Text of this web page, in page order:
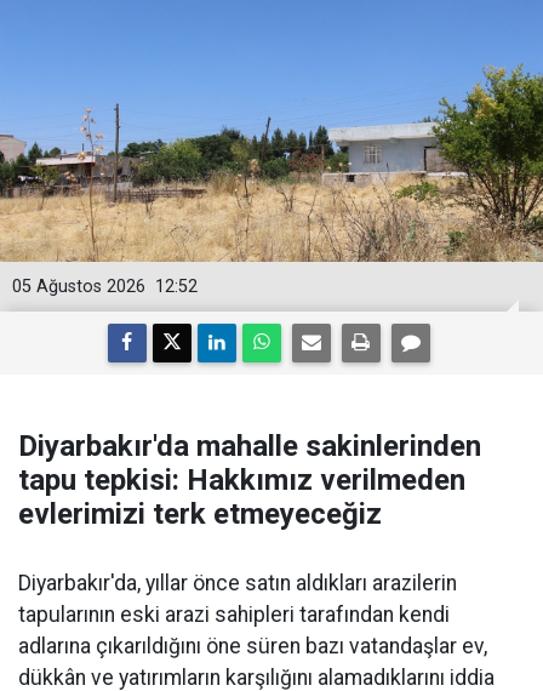
12:52
05 Ağustos 2026
Diyarbakır'da mahalle sakinlerinden
tapu tepkisi: Hakkımız verilmeden
evlerimizi terk etmeyeceğiz
Diyarbakır'da, yıllar önce satın aldıkları arazilerin
tapularının eski arazi sahipleri tarafından kendi
adlarına çıkarıldığını öne süren bazı vatandaşlar ev,
dükkân ve yatırımların karşılığını alamadıklarını iddia